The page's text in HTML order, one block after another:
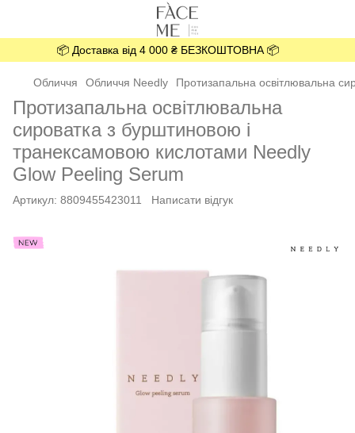
📦 Доставка від 4 000 ₴ БЕЗКОШТОВНА 📦
Обличчя Обличчя Needly Протизапальна освітлювальна
Протизапальна освітлювальна
сироватка з бурштиновою і
транексамовою кислотами Needly
Glow Peeling Serum
Артикул: 8809455423011 Написати відгук